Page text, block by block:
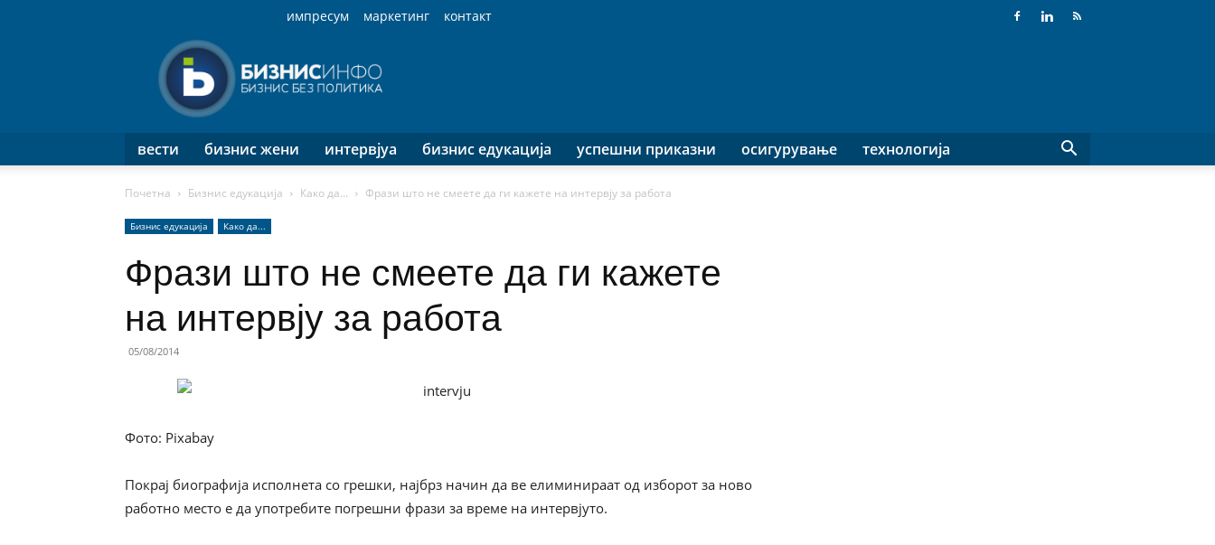
импресум маркетинг
контакт
Инфо
вести бизнис жени интервјуа бизнис едукација успешни приказни осигурување технологија
Почетна Бизнис едукација Како да... Фрази што не смеете да ги кажете на интервју за работа
Бизнис едукација Како да...
Фрази што не смеете да ги кажете
на интервју за работа
05/08/2014
Фото: Pixabay
Покрај биографија исполнета со грешки, најбрз начин да ве елиминираат од изборот за ново
работно место е да употребите погрешни фрази за време на интервјуто.